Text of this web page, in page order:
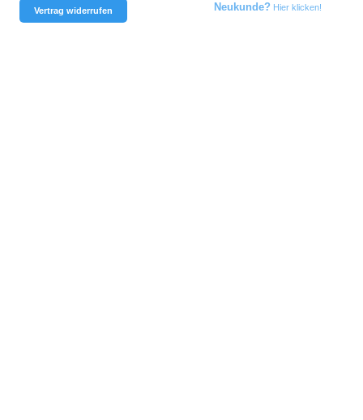
Vertrag widerrufen Neukunde? Hier klicken!